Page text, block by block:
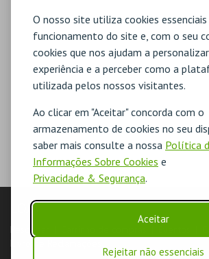
O nosso site utiliza cookies essenciais
funcionamento do site e, com o seu
cookies que nos ajudam a
experiência e a perceber como a
utilizada pelos nossos visitantes.
Ao clicar em "Aceitar" concorda com o
armazenamento de cookies no seu
saber mais consulte a nossa Política
Informações Sobre Cookies e
Privacidade & Segurança.
Aceitar
Rejeitar não essenciais
LOJA
Pesquisar
Livro de Reclamações